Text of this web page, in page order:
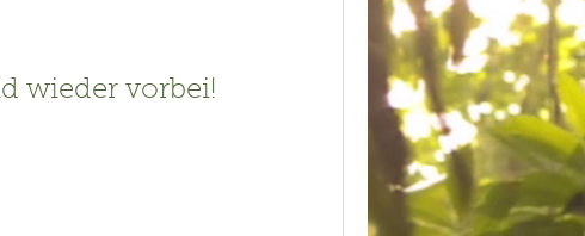
wieder vorbei!